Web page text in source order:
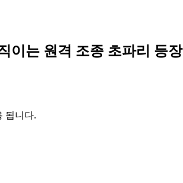
이는 원격 조종 초파리 등장
됩니다.